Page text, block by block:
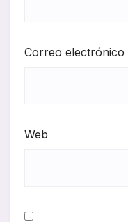
Correo electrónico
Web